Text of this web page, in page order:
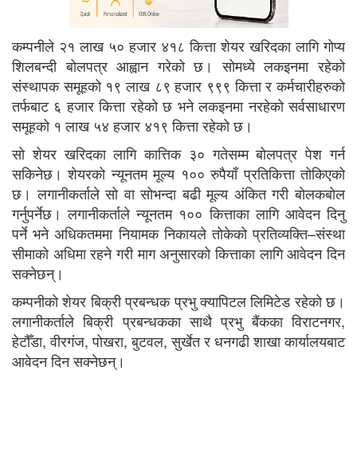
कम्पनीले २१ लाख ५० हजार ४१८ कित्ता शेयर खरिदका लागि गोप्य
शिलबन्दी बोलपत्र आह्वान गरेको छ। सोमध्ये लकइनमा रहेको
संस्थापक समूहको १९ लाख ८९ हजार ९९९ कित्ता र कर्मचारीहरुको
तर्फबाट ६ हजार कित्ता रहेको छ भने लकइनमा नरहेको सर्वसाधारण
समूहको १ लाख ५४ हजार ४१९ कित्ता रहेको छ।
सो शेयर खरिदका लागि कात्तिक ३० गतेसम्म बोलपत्र पेश गर्न
सकिनेछ। शेयरको न्यूनतम मूल्य १०० रुपैयाँ प्रतिकित्ता तोकिएको
छ। लगानीकर्ताले सो वा सोभन्दा बढी मूल्य अंकित गरी बोलकबोल
गर्नुपर्नेछ। लगानीकर्ताले न्यूनतम १०० कित्ताका लागि आवेदन दिनु
पर्ने भने अधिकतममा नियामक निकायले तोकेको प्रतिव्यक्ति–संस्था
सीमाको अधिमा रहने गरी माग अनुसारको कित्ताका लागि आवेदन दिन
सक्नेछन्।
कम्पनीको शेयर बिक्री प्रबन्धक प्रभु क्यापिटल लिमिटेड रहेको छ।
लगानीकर्ताले बिक्री प्रबन्धकका साथै प्रभु बैंकका विराटनगर,
हेटौँडा, वीरगंज, पोखरा, बुटवल, सुर्खेत र धनगढी शाखा कार्यालयबाट
आवेदन दिन सक्नेछन्।